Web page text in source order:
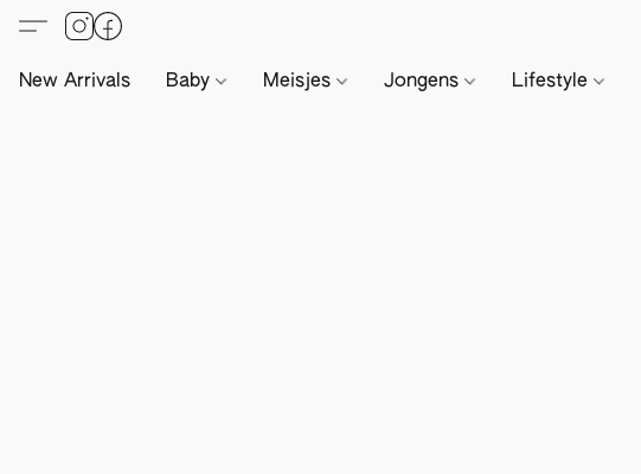
New Arrivals Baby Meisjes Jongens Lifestyle